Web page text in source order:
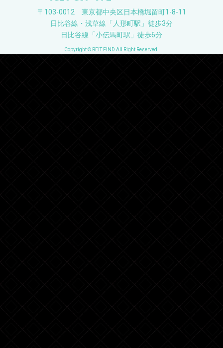
日比谷線「小伝馬町駅」徒歩6分
Copyright © REIT FIND All Right Reserved.